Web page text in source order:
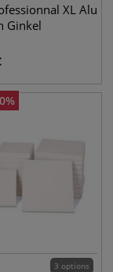
XL Alu
Ginkel
%
3 options